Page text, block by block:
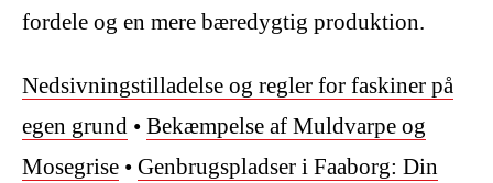
fordele og en mere bæredygtig produktion.
Nedsivningstilladelse og regler for faskiner på
egen grund • Bekæmpelse af Muldvarpe og
Mosegrise • Genbrugspladser i Faaborg: Din